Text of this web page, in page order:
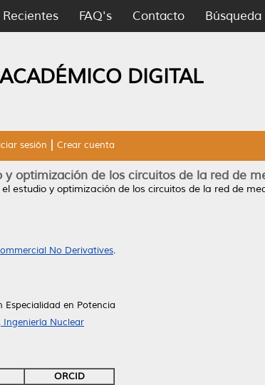
FAQ's Contacto
DIGITAL
sesión Crear cuenta
optimización de los circuitos de la red de
estudio y optimización de los circuitos de la red de
No Derivatives.
Especialidad en Potencia
Ingeniería Nuclear
ORCID